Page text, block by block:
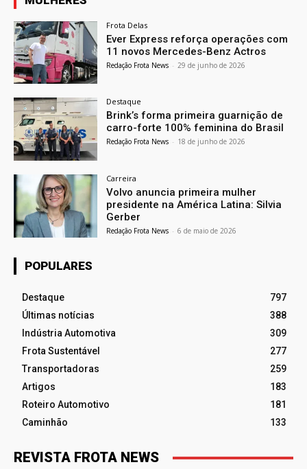
Frota Delas
Ever Express reforça operações com
11 novos Mercedes-Benz Actros
Redação Frota News - 29 de junho de 2026
Destaque
Brink’s forma primeira guarnição de
carro-forte 100% feminina do Brasil
Redação Frota News - 18 de junho de 2026
Carreira
Volvo anuncia primeira mulher
presidente na América Latina: Silvia
Gerber
Redação Frota News - 6 de maio de 2026
POPULARES
Destaque
797
Últimas notícias
388
Indústria Automotiva
309
Frota Sustentável
277
Transportadoras
259
Artigos
183
Roteiro Automotivo
181
Caminhão
133
REVISTA FROTA NEWS